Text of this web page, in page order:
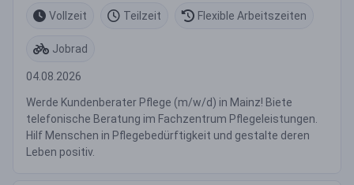
Vollzeit
Teilzeit Flexible Arbeitszeiten
Jobrad
04.08.2026
Werde Kundenberater Pflege (m/w/d) in Mainz! Biete
telefonische Beratung im Fachzentrum Pflegeleistungen.
Hilf Menschen in Pflegebedürftigkeit und gestalte deren
Leben positiv.